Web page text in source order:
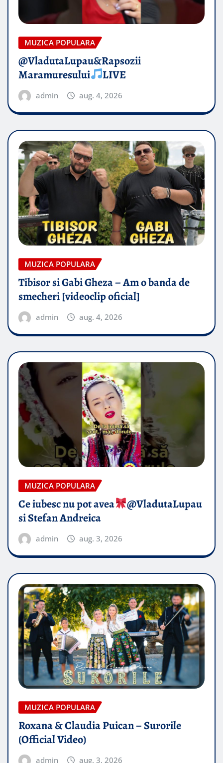
MUZICA POPULARA
@VladutaLupau&Rapsozii
Maramuresului
LIVE
admin aug. 4, 2026
MUZICA POPULARA
Tibisor si Gabi Gheza – Am o banda de
smecheri [videoclip oficial]
admin aug. 4, 2026
MUZICA POPULARA
Ce iubesc nu pot avea
​@VladutaLupau
si Stefan Andreica
admin aug. 3, 2026
MUZICA POPULARA
Roxana & Claudia Puican – Surorile
(Official Video)
admin aug. 3, 2026